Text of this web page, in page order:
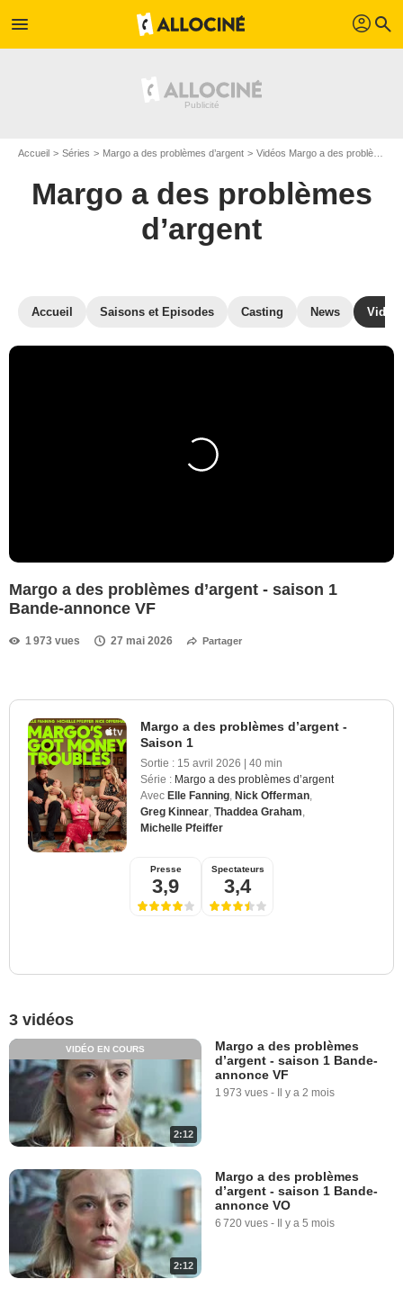
menu profil search
Accueil Séries Margo a des problèmes d’argent Vidéos Margo a des problèmes d’argent
Margo a des problèmes
d’argent
Accueil Saisons et Episodes Casting News
Margo a des problèmes d’argent - saison 1
Bande-annonce VF
1 973 vues 27 mai 2026 Partager
Margo a des problèmes d’argent -
Saison 1
Sortie : 15 avril 2026 | 40 min
Série : Margo a des problèmes d’argent
Avec Elle Fanning Nick Offerman
Greg Kinnear Thaddea Graham
Michelle Pfeiffer
Presse
3,9
Spectateurs
3,4
3 vidéos
2:12
VIDÉO EN COURS
Margo a des problèmes
d’argent - saison 1 Bande-
annonce VF
1 973 vues - Il y a 2 mois
2:12
Margo a des problèmes
d’argent - saison 1 Bande-
annonce VO
6 720 vues - Il y a 5 mois